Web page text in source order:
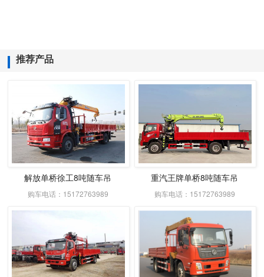
推荐产品
解放单桥徐工8吨随车吊
购车电话：15172763989
重汽王牌单桥8吨随车吊
购车电话：15172763989